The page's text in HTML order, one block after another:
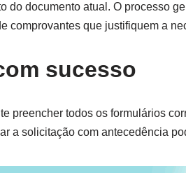
do documento atual. O processo
comprovantes que justifiquem a
sucesso
preencher todos os formulários
a solicitação com antecedência